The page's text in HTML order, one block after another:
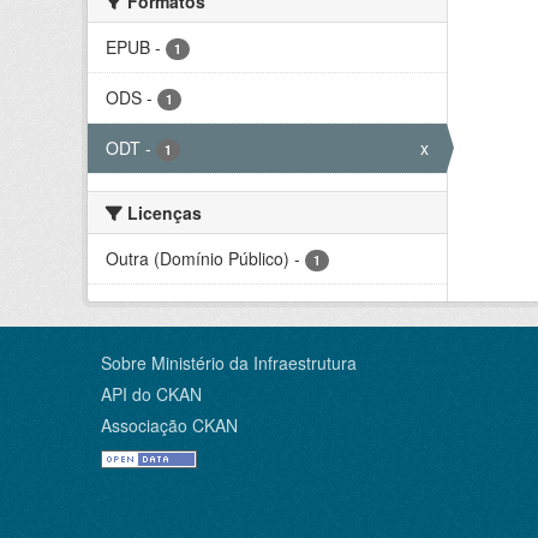
EPUB - 1
ODS - 1
ODT - 1 x
Licenças
Outra (Domínio Público) - 1
Sobre Ministério da Infraestrutura
API do CKAN
Associação CKAN